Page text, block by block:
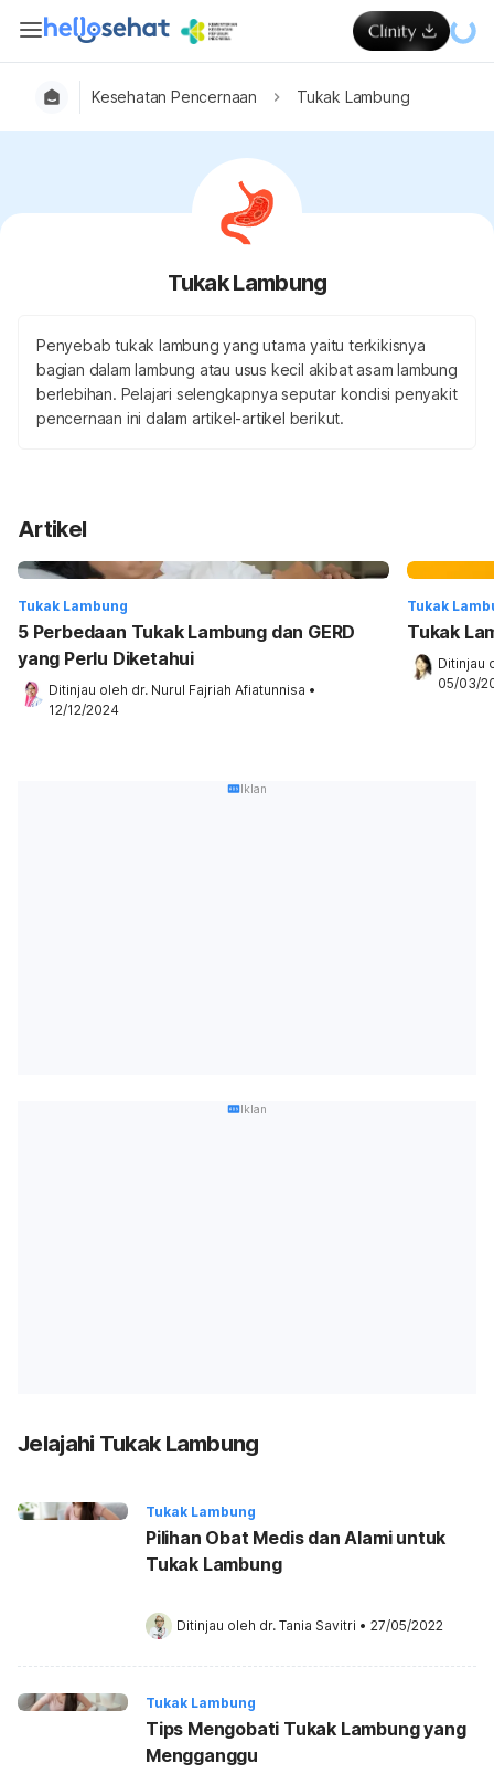
Kesehatan Pencernaan Tukak Lambung
Tukak Lambung
Penyebab tukak lambung yang utama yaitu terkikisnya
bagian dalam lambung atau usus kecil akibat asam lambung
berlebihan. Pelajari selengkapnya seputar kondisi penyakit
pencernaan ini dalam artikel-artikel berikut.
Artikel
Tukak Lambung
5 Perbedaan Tukak Lambung dan GERD
yang Perlu Diketahui
Ditinjau oleh dr. Nurul Fajriah Afiatunnisa •
12/12/2024
Tukak
Tukak
Ditinjau
05/03/
Iklan
Iklan
Jelajahi Tukak Lambung
Tukak Lambung
Pilihan Obat Medis dan Alami untuk
Tukak Lambung
Ditinjau oleh dr. Tania Savitri • 27/05/2022
Tukak Lambung
Tips Mengobati Tukak Lambung yang
Mengganggu